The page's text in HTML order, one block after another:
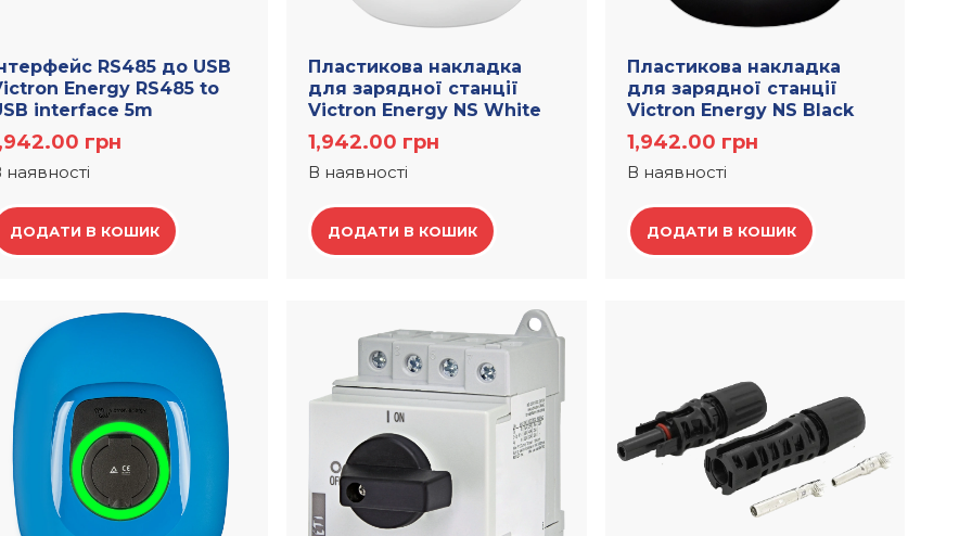
RS485 до USB
Energy RS485 to
interface 5m
грн
наявності
ДОДАТИ В КОШИК
Пластикова накладка
для зарядної станції
Victron Energy NS White
1,942.00 грн
В наявності
ДОДАТИ В КОШИК
Пластикова накладка
для зарядної станції
Victron Energy NS Black
1,942.00 грн
В наявності
ДОДАТИ В КОШИК